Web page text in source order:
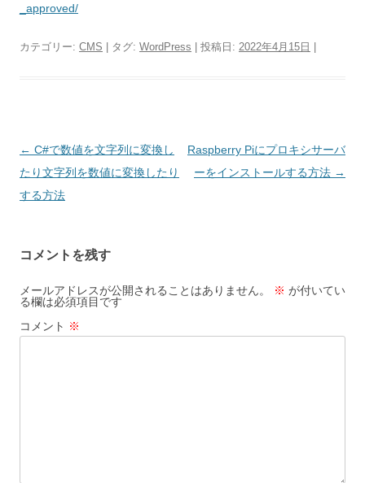
_approved/
カテゴリー: CMS | タグ: WordPress | 投稿日: 2022年4月15日
投
稿
ナ
ー
シ
ョ
ン
← C#で数値を文字列に変換し
たり文字列を数値に変換したり
する方法
Raspberry Piにプロキシサーバ
ーをインストールする方法 →
コメントを残す
メールアドレスが公開されることはありません。 ※ が付いてい
る欄は必須項目です
コメント ※